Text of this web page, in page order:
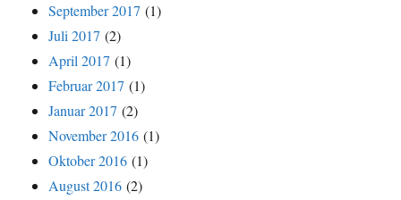
September 2017 (1)
Juli 2017 (2)
April 2017 (1)
Februar 2017 (1)
Januar 2017 (2)
November 2016 (1)
Oktober 2016 (1)
August 2016 (2)